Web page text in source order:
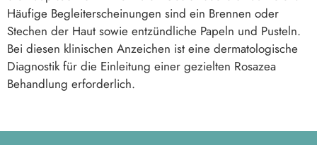
Häufige Begleiterscheinungen sind ein Brennen oder
Stechen der Haut sowie entzündliche Papeln und Pusteln.
Bei diesen klinischen Anzeichen ist eine dermatologische
Diagnostik für die Einleitung einer gezielten Rosazea
Behandlung erforderlich.